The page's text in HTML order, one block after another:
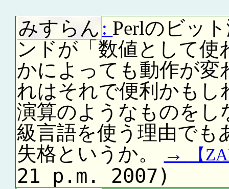
みすらん : Perlのビッ
ンドが「数値として
かによっても動作が
れはそれで便利かも
演算のようなものを
級言語を使う理由でも
失格というか。
→ 【
21 p.m. 2007)